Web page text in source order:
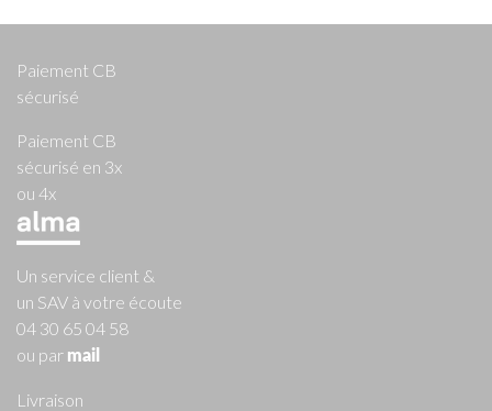
Paiement CB
sécurisé
Paiement CB
sécurisé en 3x
ou 4x
Un service client &
un SAV à votre écoute
04 30 65 04 58
ou par mail
Livraison